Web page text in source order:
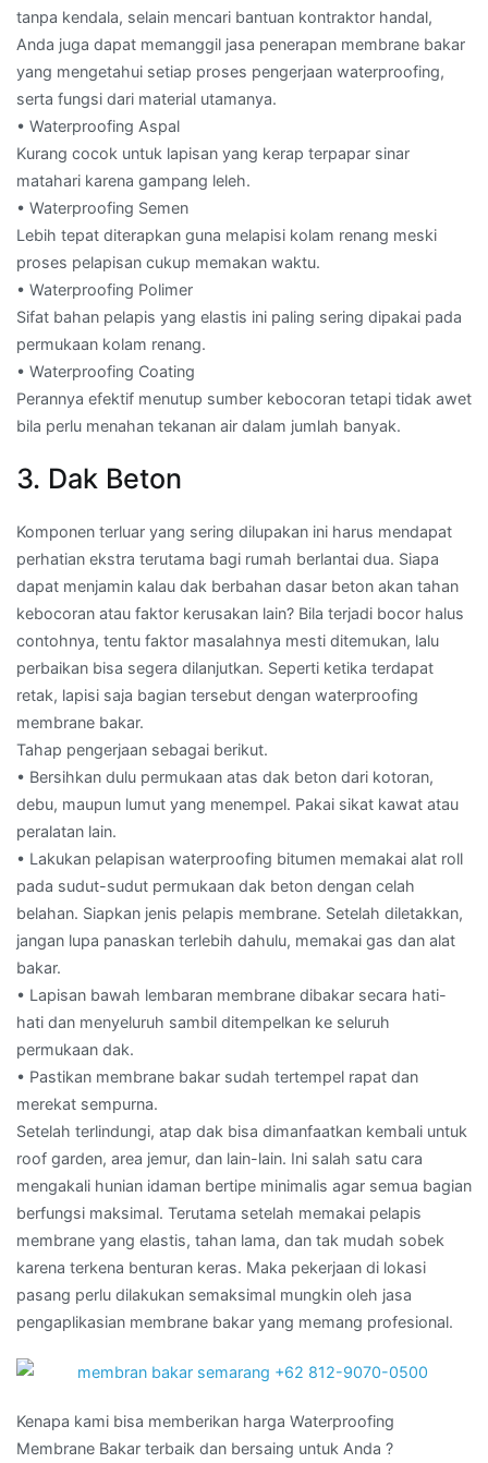
tanpa kendala, selain mencari bantuan kontraktor handal,
Anda juga dapat memanggil jasa penerapan membrane bakar
yang mengetahui setiap proses pengerjaan waterproofing,
serta fungsi dari material utamanya.
• Waterproofing Aspal
Kurang cocok untuk lapisan yang kerap terpapar sinar
matahari karena gampang leleh.
• Waterproofing Semen
Lebih tepat diterapkan guna melapisi kolam renang meski
proses pelapisan cukup memakan waktu.
• Waterproofing Polimer
Sifat bahan pelapis yang elastis ini paling sering dipakai pada
permukaan kolam renang.
• Waterproofing Coating
Perannya efektif menutup sumber kebocoran tetapi tidak awet
bila perlu menahan tekanan air dalam jumlah banyak.
3. Dak Beton
Komponen terluar yang sering dilupakan ini harus mendapat
perhatian ekstra terutama bagi rumah berlantai dua. Siapa
dapat menjamin kalau dak berbahan dasar beton akan tahan
kebocoran atau faktor kerusakan lain? Bila terjadi bocor halus
contohnya, tentu faktor masalahnya mesti ditemukan, lalu
perbaikan bisa segera dilanjutkan. Seperti ketika terdapat
retak, lapisi saja bagian tersebut dengan waterproofing
membrane bakar.
Tahap pengerjaan sebagai berikut.
• Bersihkan dulu permukaan atas dak beton dari kotoran,
debu, maupun lumut yang menempel. Pakai sikat kawat atau
peralatan lain.
• Lakukan pelapisan waterproofing bitumen memakai alat roll
pada sudut-sudut permukaan dak beton dengan celah
belahan. Siapkan jenis pelapis membrane. Setelah diletakkan,
jangan lupa panaskan terlebih dahulu, memakai gas dan alat
bakar.
• Lapisan bawah lembaran membrane dibakar secara hati-
hati dan menyeluruh sambil ditempelkan ke seluruh
permukaan dak.
• Pastikan membrane bakar sudah tertempel rapat dan
merekat sempurna.
Setelah terlindungi, atap dak bisa dimanfaatkan kembali untuk
roof garden, area jemur, dan lain-lain. Ini salah satu cara
mengakali hunian idaman bertipe minimalis agar semua bagian
berfungsi maksimal. Terutama setelah memakai pelapis
membrane yang elastis, tahan lama, dan tak mudah sobek
karena terkena benturan keras. Maka pekerjaan di lokasi
pasang perlu dilakukan semaksimal mungkin oleh jasa
pengaplikasian membrane bakar yang memang profesional.
Kenapa kami bisa memberikan harga Waterproofing
Membrane Bakar terbaik dan bersaing untuk Anda ?